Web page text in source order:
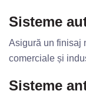
Sisteme
Asigură un finisaj
comerciale și
Sisteme